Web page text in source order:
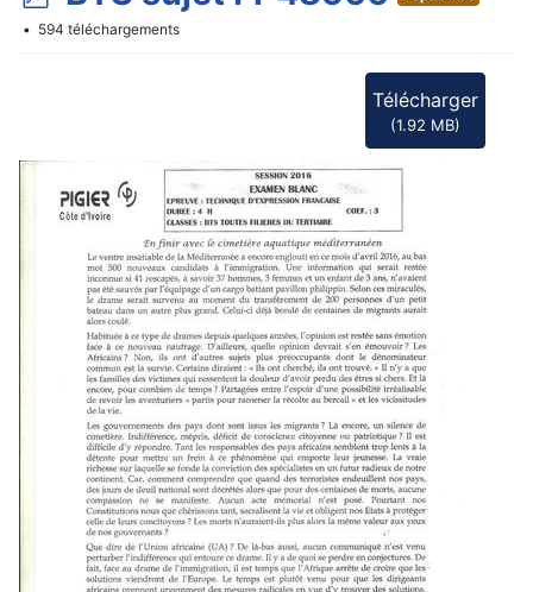
d
594 téléchargements
Télécharger
(1.92 MB)